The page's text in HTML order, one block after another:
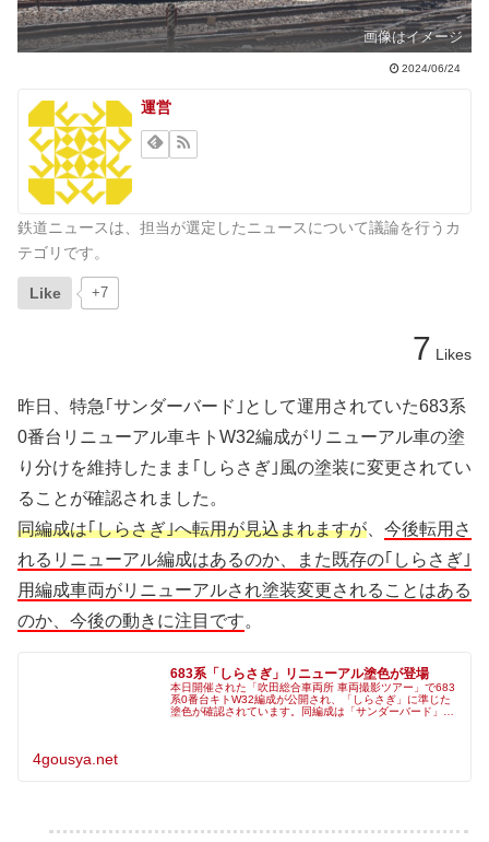
画像はイメージ
2024/06/24
運営
鉄道ニュースは、担当が選定したニュースについて議論を行うカ
テゴリです。
Like +7
7 Likes
昨日、特急｢サンダーバード｣として運用されていた683系
0番台リニューアル車キトW32編成がリニューアル車の塗
り分けを維持したまま｢しらさぎ｣風の塗装に変更されてい
ることが確認されました。
同編成は｢しらさぎ｣へ転用が見込まれますが
今後転用さ
れるリニューアル編成はあるのか、また既存の｢しらさぎ｣
用編成車両がリニューアルされ塗装変更されることはある
のか、今後の動きに注目です。
683系「しらさぎ」リニューアル塗色が登場
本日開催された「吹田総合車両所 車両撮影ツアー」で683
系0番台キトW32編成が公開され、「しらさぎ」に準じた
塗色が確認されています。同編成は「サンダーバード」で
4gousya.net